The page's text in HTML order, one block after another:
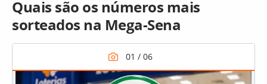
Quais são os números mais
sorteados na Mega-Sena